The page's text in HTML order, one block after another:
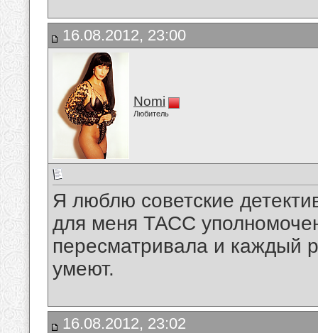
16.08.2012, 23:00
Nomi
Любитель
Я люблю советские
для меня ТАСС
пересматривала и каждый
умеют.
16.08.2012, 23:02